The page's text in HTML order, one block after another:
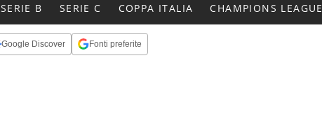
SERIE B SERIE C COPPA ITALIA CHAMPIONS LEAGUE
Google Discover Fonti preferite